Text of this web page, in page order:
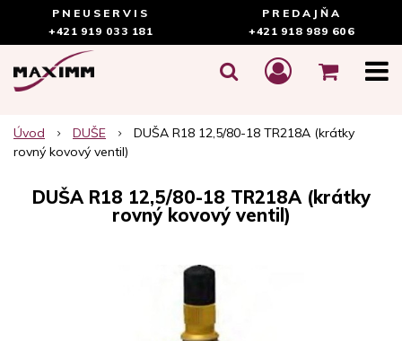
PNEUSERVIS
+421 919 033 181
PREDAJŇA
+421 918 989 606
Úvod DUŠE
DUŠA R18 12,5/80-18 TR218A (krátky
rovný kovový ventil)
DUŠA R18 12,5/80-18 TR218A (krátky
rovný kovový ventil)